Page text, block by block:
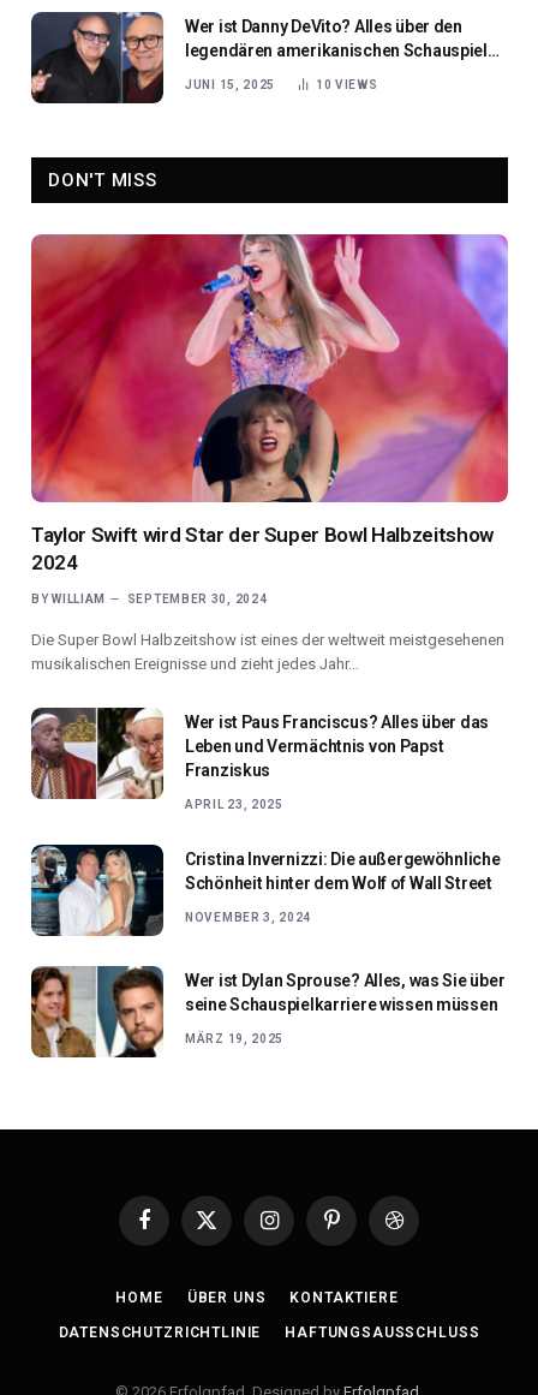
Wer ist Danny DeVito? Alles über den
legendären amerikanischen Schauspieler
und Filmemacher
JUNI 15, 2025 10 VIEWS
DON'T MISS
Taylor Swift wird Star der Super Bowl Halbzeitshow
2024
BY WILLIAM SEPTEMBER 30, 2024
Die Super Bowl Halbzeitshow ist eines der weltweit meistgesehenen
musikalischen Ereignisse und zieht jedes Jahr…
Wer ist Paus Franciscus? Alles über das
Leben und Vermächtnis von Papst
Franziskus
APRIL 23, 2025
Cristina Invernizzi: Die außergewöhnliche
Schönheit hinter dem Wolf of Wall Street
NOVEMBER 3, 2024
Wer ist Dylan Sprouse? Alles, was Sie über
seine Schauspielkarriere wissen müssen
MÄRZ 19, 2025
Facebook
X
InstagramPinterestDribbble
HOME ÜBER UNS KONTAKTIERE
DATENSCHUTZRICHTLINIE HAFTUNGSAUSSCHLUSS